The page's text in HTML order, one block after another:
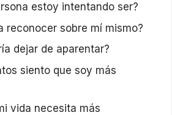
estoy intentando ser?
reconocer sobre mí mismo?
dejar de aparentar?
siento que soy más
vida necesita más